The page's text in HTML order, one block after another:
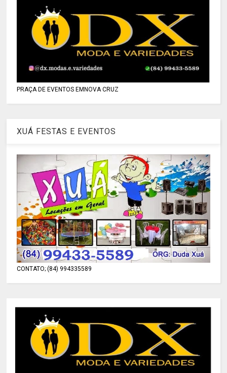
PRAÇA DE EVENTOS EMNOVA CRUZ
XUÁ FESTAS E EVENTOS
CONTATO; (84) 994335589